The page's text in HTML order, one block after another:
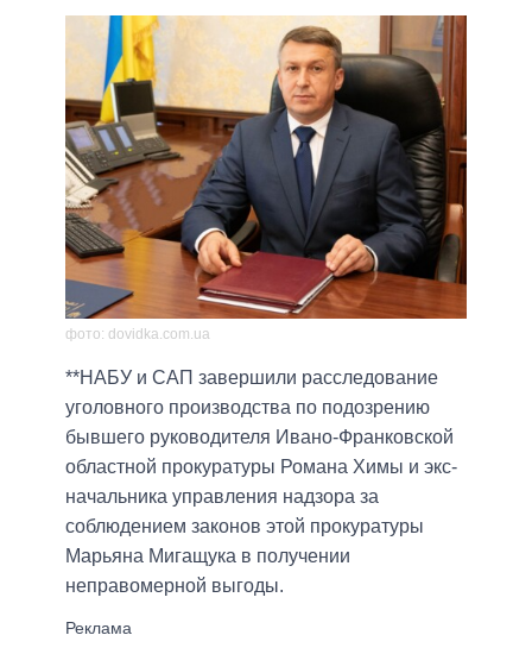
фото: dovidka.com.ua
**НАБУ и САП завершили расследование
уголовного производства по подозрению
бывшего руководителя Ивано-Франковской
областной прокуратуры Романа Химы и экс-
начальника управления надзора за
соблюдением законов этой прокуратуры
Марьяна Мигащука в получении
неправомерной выгоды.